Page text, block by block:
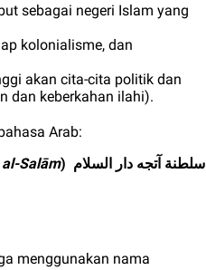
sebagai negeri Islam yang
kolonialisme, dan
akan cita-cita politik dan
dan keberkahan ilahi).
Arab:
سلطنة آتجه دار السلام Salām)
menggunakan nama